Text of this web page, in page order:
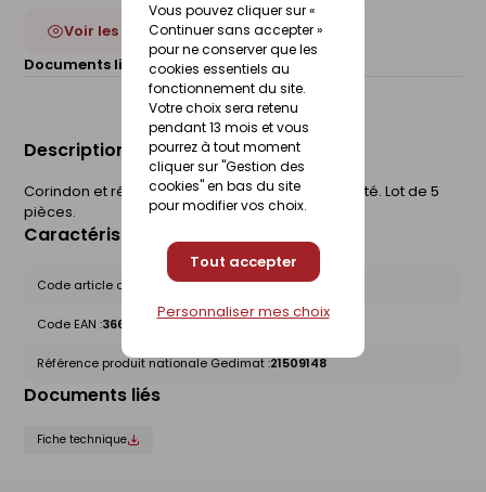
Vous pouvez cliquer sur «
Continuer sans accepter »
pour ne conserver que les
cookies essentiels au
fonctionnement du site.
Votre choix sera retenu
pendant 13 mois et vous
pourrez à tout moment
cliquer sur "Gestion des
cookies" en bas du site
pour modifier vos choix.
Tout accepter
Personnaliser mes choix
Voir les 2 déclinaisons
Documents liés :
Fiche technique
Description du produit
Corindon et résine. 2 toiles de renfort. F42 déporté. Lot de 5
pièces.
Caractéristiques du produit
Code article chez le fournisseur :123049.05
Code EAN :3661589000408
Référence produit nationale Gedimat :21509148
Documents liés
Fiche technique